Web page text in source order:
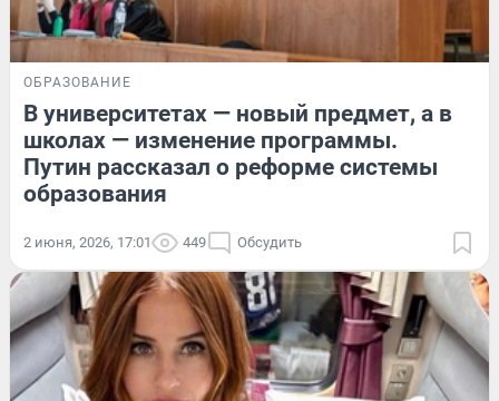
ОБРАЗОВАНИЕ
В университетах — новый предмет, а в
школах — изменение программы.
Путин рассказал о реформе системы
образования
2 июня, 2026, 17:01 449 Обсудить